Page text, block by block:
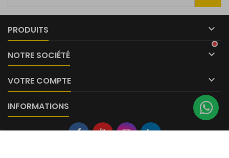
PRODUITS 
NOTRE SOCIÉTÉ 
VOTRE COMPTE 
INFORMATIONS